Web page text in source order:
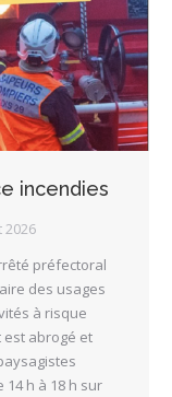
incendies
2026
préfectoral
des usages
à risque
est abrogé et
h à 18 h sur